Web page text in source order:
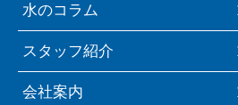
水のコラム
スタッフ紹介
会社案内